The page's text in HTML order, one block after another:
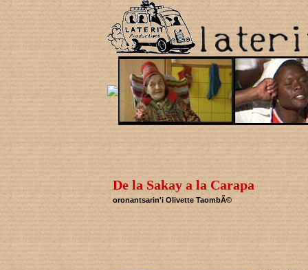
De la Sakay a la Carapa
oronantsarin'i Olivette TaombÃ©